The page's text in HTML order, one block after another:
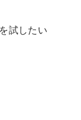
試したい